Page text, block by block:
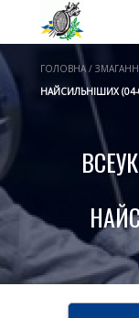
ГОЛОВНА /
НАЙСИЛЬНІШИХ (04-